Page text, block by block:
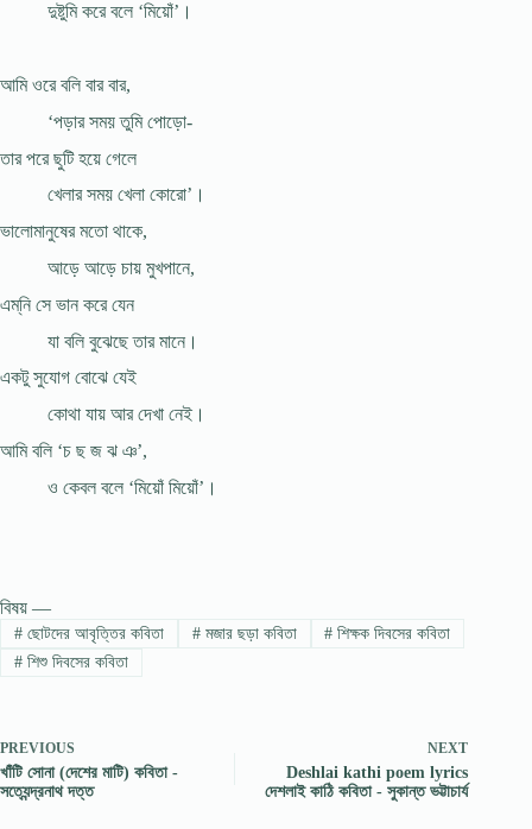
দুষ্টুমি করে বলে ‘মিয়োঁ’।
আমি ওরে বলি বার বার,
‘পড়ার সময় তুমি পোড়ো-
তার পরে ছুটি হয়ে গেলে
খেলার সময় খেলা কোরো’।
ভালোমানুষের মতো থাকে,
আড়ে আড়ে চায় মুখপানে,
এম্‌নি সে ভান করে যেন
যা বলি বুঝেছে তার মানে।
একটু সুযোগ বোঝে যেই
কোথা যায় আর দেখা নেই।
আমি বলি ‘চ ছ জ ঝ ঞ’,
ও কেবল বলে ‘মিয়োঁ মিয়োঁ’।
বিষয় —
#ছোটদের আবৃত্তির কবিতা #মজার ছড়া কবিতা # শিক্ষক দিবসের কবিতা
#শিশু দিবসের কবিতা
PREVIOUS
খাঁটি সোনা (দেশের মাটি) কবিতা -
সত্যেন্দ্রনাথ দত্ত
NEXT
Deshlai kathi poem lyrics
দেশলাই কাঠি কবিতা - সুকান্ত ভট্টাচার্য